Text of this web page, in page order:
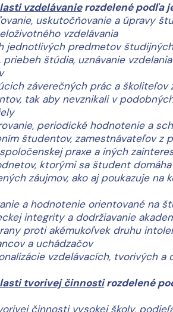
vzdelávanierozdelené podľa
uskutočňovanie a úpravy
vzdelávania
jednotlivých predmetov
priebeh štúdia, uznávanie
záverečných prác a školiteľov
tak aby nevznikali v
periodické hodnotenie a
študentov, zamestnávateľov z
praxe a iných
ktorými sa študent
záujmov, ako aj poukazuje na
a hodnotenie orientované na
integrity a dodržiavanie
proti akémukoľvek druhu
a uchádzačov
vzdelávacích, tvorivých a
tvorivej činnostirozdelené
činnosti vysokej školy,